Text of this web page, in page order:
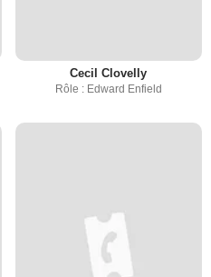
Cecil Clovelly
Rôle : Edward Enfield